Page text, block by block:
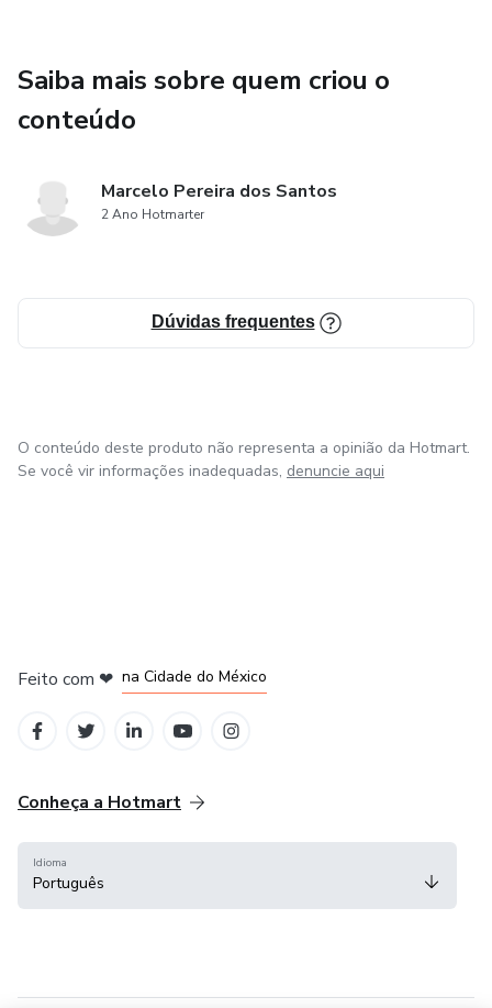
Saiba mais sobre quem criou o
conteúdo
Marcelo Pereira dos Santos
2 Ano Hotmarter
Dúvidas frequentes
O conteúdo deste produto não representa a opinião da Hotmart.
Se você vir informações inadequadas, denuncie aqui
Feito com ❤ na Cidade do México
Conheça a Hotmart
Idioma
Português